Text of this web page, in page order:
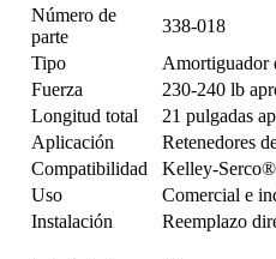
Número de
parte
338-018
Tipo
Amortiguador
Fuerza
230-240 lb
Longitud total
21 pulgadas
Aplicación
Retenedores
Compatibilidad
Kelley-
Uso
Comercial e
Instalación
Reemplazo